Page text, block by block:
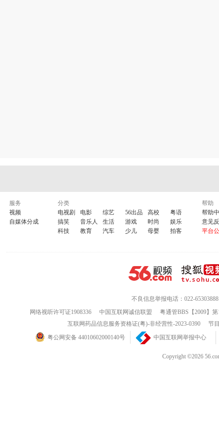
服务
视频
自媒体分成
分类
电视剧
电影 综艺 56出品 高校
粤语
搞笑
音乐人 生活 游戏 时尚
娱乐
科技
教育 汽车 少儿 母婴 拍客
帮助
帮助
意见
平台
不良信息举报电话：022-65303888
网络视听许可证1908336
中国互联网诚信联盟
粤通管BBS【2009】
互联网药品信息服务资格证(粤)-非经营性-2023-0390
节
粤公网安备 44010602000140号
中国互联网举报中心
Copyright ©2026